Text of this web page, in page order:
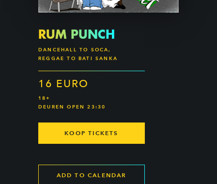
RUM PUNCH
DANCEHALL TO SOCA,
REGGAE TO BATI SANKA
16 EURO
18+
DEUREN OPEN 23:30
KOOP TICKETS
ADD TO CALENDAR